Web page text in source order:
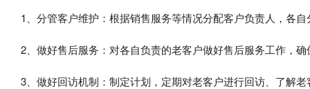
1、分管客户维护：根据销售服务等情况分配客户负责人，各
2、做好售后服务：对各自负责的老客户做好售后服务工作，
3、做好回访机制：制定计划，定期对老客户进行回访、了解